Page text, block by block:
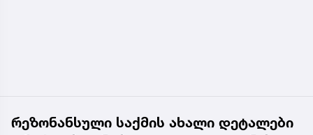
რეზონანსული საქმის ახალი დეტალები